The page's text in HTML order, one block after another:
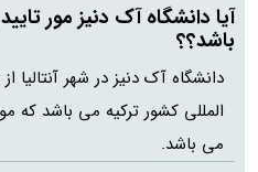
آیا دانشگاه آک دنیز مور
باشد؟؟
دانشگاه آک دنیز در شهر آنتالیا
المللی کشور ترکیه می باشد که
می باشد.